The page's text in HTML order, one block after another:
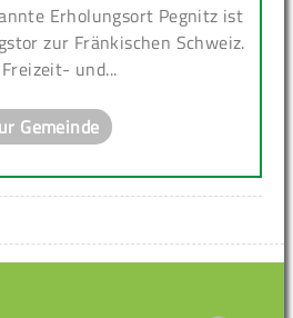
Erholungsort Pegnitz ist
zur Fränkischen Schweiz.
und...
Gemeinde